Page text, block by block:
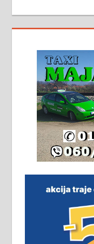
стамбене
2х150м2, две
грејање на
адресе. 063/71-
Издајем
халу на
плацу
064/321-80-51;
На продају
м2 са плацем
виру у
замена. 064/